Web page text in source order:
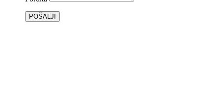
POŠALJI